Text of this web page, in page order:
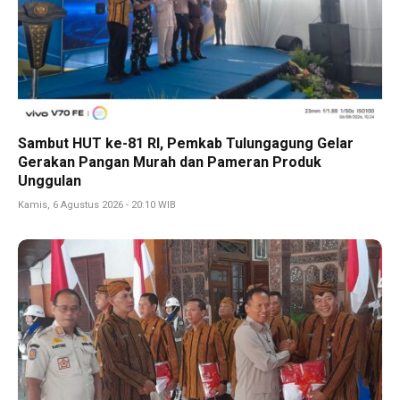
Sambut HUT ke-81 RI, Pemkab Tulungagung Gelar
Gerakan Pangan Murah dan Pameran Produk
Unggulan
Kamis, 6 Agustus 2026 - 20:10 WIB